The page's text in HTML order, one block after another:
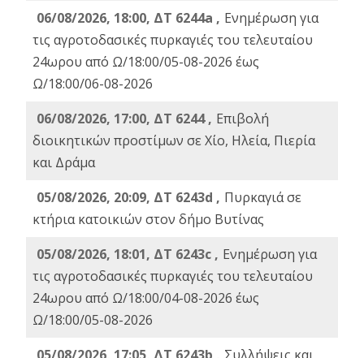
06/08/2026, 18:00, ΔΤ 6244a , Ενημέρωση για
τις αγροτοδασικές πυρκαγιές του τελευταίου
24ωρου από Ω/18:00/05-08-2026 έως
Ω/18:00/06-08-2026
06/08/2026, 17:00, ΔΤ 6244 , Επιβολή
διοικητικών προστίμων σε Χίο, Ηλεία, Πιερία
και Δράμα
05/08/2026, 20:09, ΔΤ 6243d , Πυρκαγιά σε
κτήρια κατοικιών στον δήμο Βυτίνας
05/08/2026, 18:01, ΔΤ 6243c , Ενημέρωση για
τις αγροτοδασικές πυρκαγιές του τελευταίου
24ωρου από Ω/18:00/04-08-2026 έως
Ω/18:00/05-08-2026